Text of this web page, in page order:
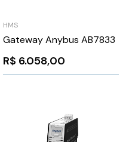
HMS
Gateway Anybus AB7833
R$ 6.058,00